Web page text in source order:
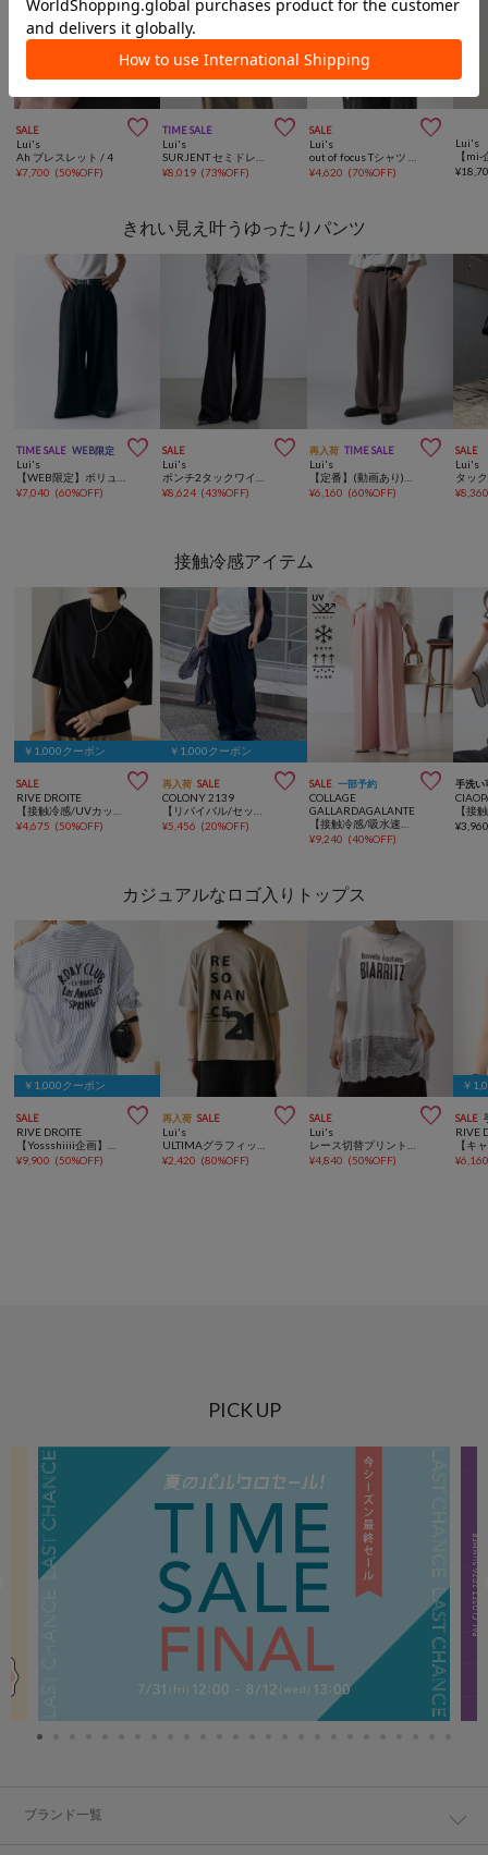
SALE 
Lui's
Ah ブレスレット / 4
¥7,700 (50%OFF)
TIME SALE 
Lui's
¥8,019 (73%OFF)
SALE 
Lui's
¥4,620 (70%OFF)
Lui's
¥
きれい見え叶うゆったりパンツ
TIME SALE WEB限定 
Lui's
¥7,040 (60%OFF)
SALE 
Lui's
¥8,624 (43%OFF)
再入荷 TIME SALE 
Lui's
¥6,160 (60%OFF)
SALE
Lui's
¥
接触冷感アイテム
￥1,000クーポン
SALE 
RIVE DROITE
¥4,675 (50%OFF)
￥1,000クーポン
再入荷 SALE 
COLONY 2139
¥5,456 (20%OFF)
SALE 一部予約 
COLLAGE
GALLARDAGALANTE
¥9,240 (40%OFF)
手洗い
¥
カジュアルなロゴ入りトップス
￥1,000クーポン
SALE 
RIVE DROITE
¥9,900 (50%OFF)
再入荷 SALE 
Lui's
¥2,420 (80%OFF)
SALE 
Lui's
¥4,840 (50%OFF)
￥
SALE
RIVE
¥
PICK UP
ブランド一覧